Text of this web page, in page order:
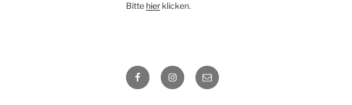
Bitte hier klicken.
FacebookInstagram
E-
Mail